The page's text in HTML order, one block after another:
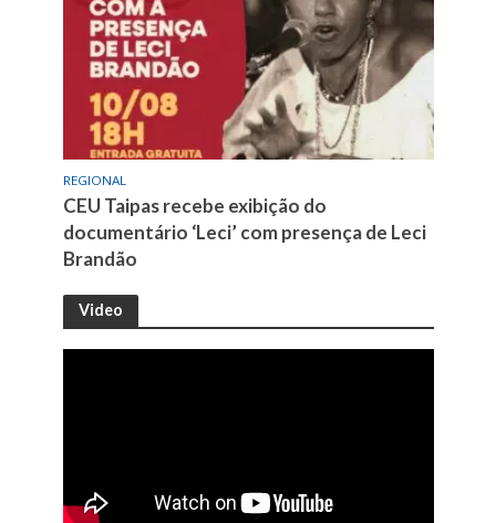
REGIONAL
CEU Taipas recebe exibição do
documentário ‘Leci’ com presença de Leci
Brandão
Video